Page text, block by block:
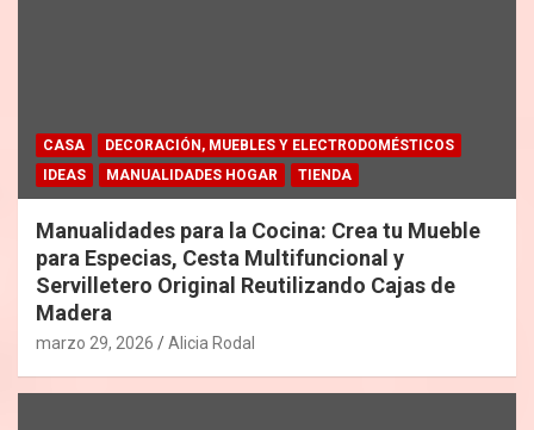
CASA
DECORACIÓN, MUEBLES Y ELECTRODOMÉSTICOS
IDEAS
MANUALIDADES HOGAR TIENDA
Manualidades para la Cocina: Crea tu Mueble
para Especias, Cesta Multifuncional y
Servilletero Original Reutilizando Cajas de
Madera
marzo 29, 2026 Alicia Rodal